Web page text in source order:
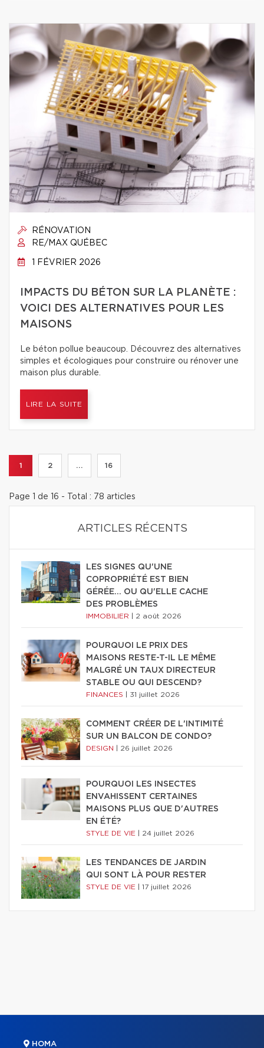
RÉNOVATION
RE/MAX QUÉBEC
1 FÉVRIER 2026
IMPACTS DU BÉTON SUR LA PLANÈTE :
VOICI DES ALTERNATIVES POUR LES
MAISONS
Le béton pollue beaucoup. Découvrez des alternatives
simples et écologiques pour construire ou rénover une
maison plus durable.
LIRE LA SUITE
1 2 ... 16
Page 1 de 16 - Total : 78 articles
ARTICLES RÉCENTS
LES SIGNES QU'UNE
COPROPRIÉTÉ EST BIEN
GÉRÉE… OU QU'ELLE CACHE
DES PROBLÈMES
IMMOBILIER 2 août 2026
POURQUOI LE PRIX DES
MAISONS RESTE-T-IL LE MÊME
MALGRÉ UN TAUX DIRECTEUR
STABLE OU QUI DESCEND?
FINANCES 31 juillet 2026
COMMENT CRÉER DE L'INTIMITÉ
SUR UN BALCON DE CONDO?
DESIGN 26 juillet 2026
POURQUOI LES INSECTES
ENVAHISSENT CERTAINES
MAISONS PLUS QUE D'AUTRES
EN ÉTÉ?
STYLE DE VIE 24 juillet 2026
LES TENDANCES DE JARDIN
QUI SONT LÀ POUR RESTER
STYLE DE VIE 17 juillet 2026
HOMA